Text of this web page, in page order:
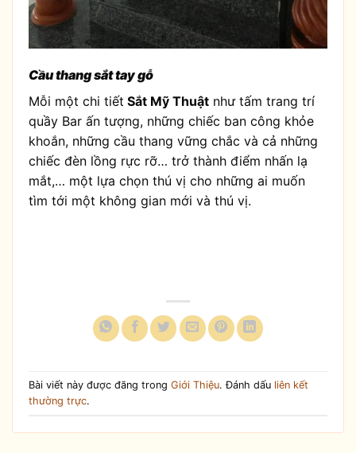
Cầu thang sắt tay gỗ
Mỗi một chi tiết Sắt Mỹ Thuật như tấm trang trí
quầy Bar ấn tượng, những chiếc ban công khỏe
khoắn, những cầu thang vững chắc và cả những
chiếc đèn lồng rực rỡ… trở thành điểm nhấn lạ
mắt,… một lựa chọn thú vị cho những ai muốn
tìm tới một không gian mới và thú vị.
Bài viết này được đăng trong Giới Thiệu. Đánh dấu liên kết
thường trực.